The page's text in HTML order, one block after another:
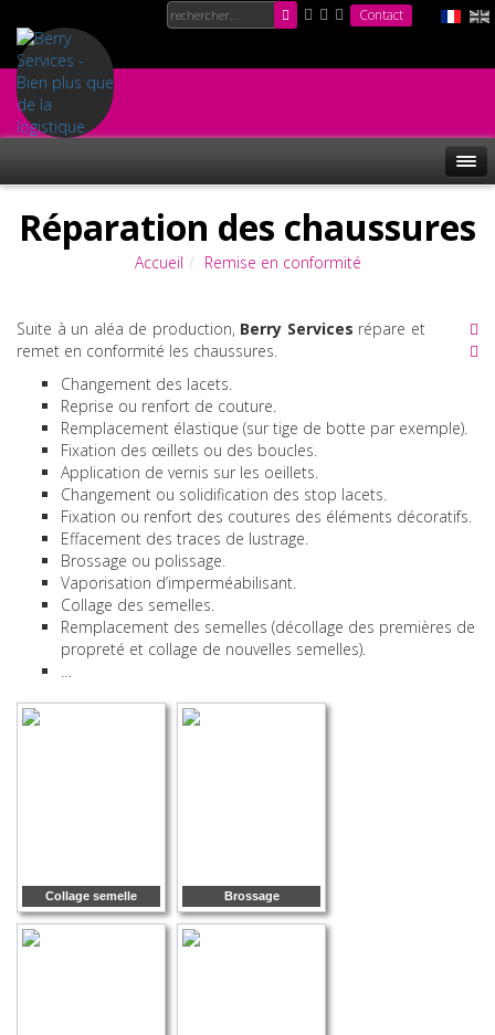
Contact
Réparation des chaussures
Accueil Remise en conformité
Suite à un aléa de production, Berry Services répare et
remet en conformité les chaussures.
Changement des lacets.
Reprise ou renfort de couture.
Remplacement élastique (sur tige de botte par exemple).
Fixation des œillets ou des boucles.
Application de vernis sur les oeillets.
Changement ou solidification des stop lacets.
Fixation ou renfort des coutures des éléments décoratifs.
Effacement des traces de lustrage.
Brossage ou polissage.
Vaporisation d’imperméabilisant.
Collage des semelles.
Remplacement des semelles (décollage des premières de
propreté et collage de nouvelles semelles).
…
Collage semelle Brossage